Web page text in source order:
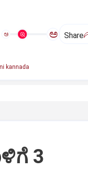
ಅ ಅ Share
kannada
3